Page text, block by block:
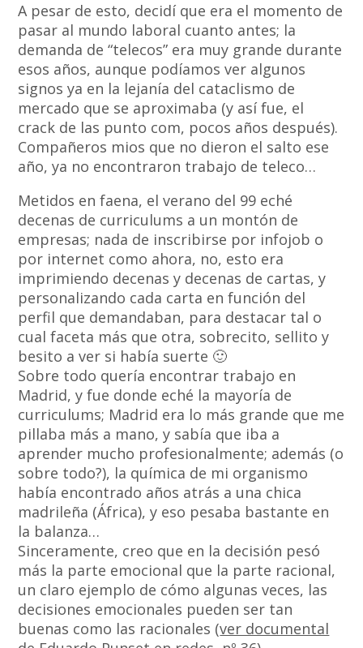
A pesar de esto, decidí que era el momento de
pasar al mundo laboral cuanto antes; la
demanda de “telecos” era muy grande durante
esos años, aunque podíamos ver algunos
signos ya en la lejanía del cataclismo de
mercado que se aproximaba (y así fue, el
crack de las punto com, pocos años después).
Compañeros mios que no dieron el salto ese
año, ya no encontraron trabajo de teleco…
Metidos en faena, el verano del 99 eché
decenas de curriculums a un montón de
empresas; nada de inscribirse por infojob o
por internet como ahora, no, esto era
imprimiendo decenas y decenas de cartas, y
personalizando cada carta en función del
perfil que demandaban, para destacar tal o
cual faceta más que otra, sobrecito, sellito y
besito a ver si había suerte 🙂
Sobre todo quería encontrar trabajo en
Madrid, y fue donde eché la mayoría de
curriculums; Madrid era lo más grande que me
pillaba más a mano, y sabía que iba a
aprender mucho profesionalmente; además (o
sobre todo?), la química de mi organismo
había encontrado años atrás a una chica
madrileña (África), y eso pesaba bastante en
la balanza…
Sinceramente, creo que en la decisión pesó
más la parte emocional que la parte racional,
un claro ejemplo de cómo algunas veces, las
decisiones emocionales pueden ser tan
buenas como las racionales (ver documental